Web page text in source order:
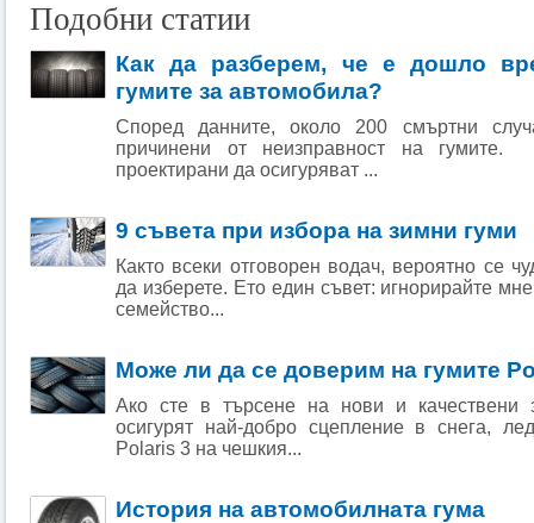
Подобни статии
Как да разберем, че е дошло
гумите за автомобила?
Според данните, около 200 смъртни
причинени от неизправност на
проектирани да осигуряват ...
9 съвета при избора на зимни гуми
Както всеки отговорен водач, вероятно се
да изберете. Ето един съвет: игнорирайте
семейство...
Може ли да се доверим на гумите
Ако сте в търсене на нови и качествени
осигурят най-добро сцепление в снега,
Polaris 3 на чешкия...
История на автомобилната гума